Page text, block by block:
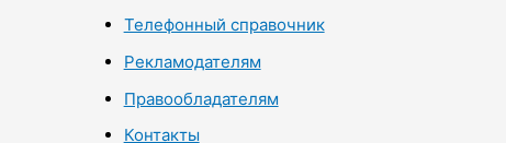
Телефонный справочник
Рекламодателям
Правообладателям
Контакты